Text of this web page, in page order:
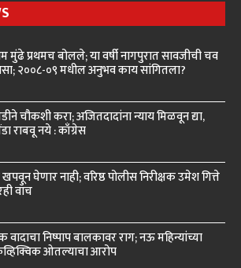
मुंढे प्रथमच बोलले; या वर्षी नागपुरात सावजीची चव
२००८-०९ मधील अनुभव काय सांगितला?
चौकशी करा; अजितदादांना न्याय मिळवून द्या,
राबवू नये : काँग्रेस
घेणार नाही; वरिष्ठ पोलीस निरीक्षक उमेश गित्ते
वॉच
निष्पाप बालकावर राग; नऊ महिन्यांच्या
ओतल्याचा आरोप